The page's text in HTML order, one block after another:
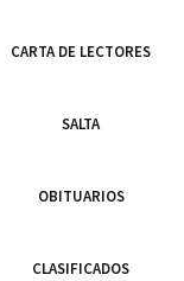
CARTA DE LECTORES
SALTA
OBITUARIOS
CLASIFICADOS